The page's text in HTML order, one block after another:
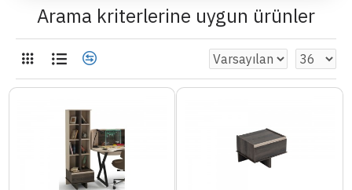
Arama kriterlerine uygun ürünler